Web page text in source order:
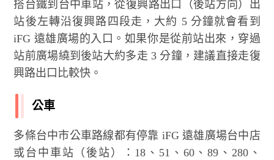
搭台鐵到台中車站，從復興路出口（後站方向）出
站後左轉沿復興路四段走，大約 5 分鐘就會看到
iFG 遠雄廣場的入口。如果你是從前站出來，穿過
站前廣場繞到後站大約多走 3 分鐘，建議直接走復
興路出口比較快。
公車
多條台中市公車路線都有停靠 iFG 遠雄廣場台中店
或台中車站（後站）：18、51、60、89、280、